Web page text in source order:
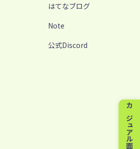
カジュアル面談
はてなブログ
Note
公式Discord